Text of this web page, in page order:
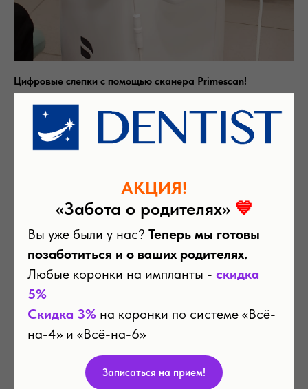
Цифровые слепки с помощью сканера Primescan!
АКЦИЯ!
«Забота о родителях» 💙
Вы уже были у нас? Теперь мы готовы
позаботиться и о ваших родителях.
Любые коронки на импланты - скидка
5%
Скидка 3% на коронки по системе «Всё-
на-4» и «Всё-на-6»
Записаться на прием!